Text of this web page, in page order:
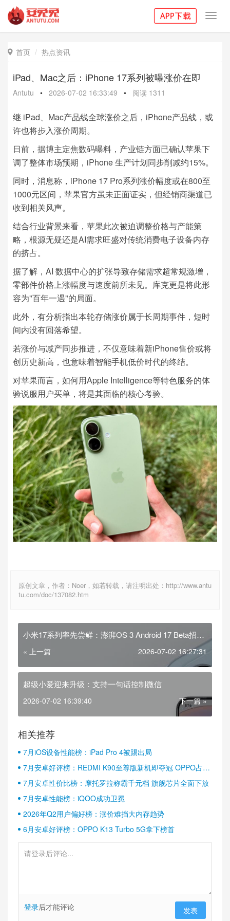
 首页 热点资讯
iPad、Mac之后：iPhone 17系列被曝涨价在即
Antutu • 2026-07-02 16:33:49 • 阅读 1311
继 iPad、Mac产品线全球涨价之后，iPhone产品线，或
许也将步入涨价周期。
日前，据博主定焦数码曝料，产业链方面已确认苹果下
调了整体市场预期，iPhone 生产计划同步削减约15%。
同时，消息称，iPhone 17 Pro系列涨价幅度或在800至
1000元区间，苹果官方虽未正面证实，但经销商渠道已
收到相关风声。
结合行业背景来看，苹果此次被迫调整价格与产能策
略，根源无疑还是AI需求旺盛对传统消费电子设备内存
的挤占。
据了解，AI 数据中心的扩张导致存储需求超常规激增，
零部件价格上涨幅度与速度前所未见。库克更是将此形
容为"百年一遇"的局面。
此外，有分析指出本轮存储涨价属于长周期事件，短时
间内没有回落希望。
若涨价与减产同步推进，不仅意味着新iPhone售价或将
创历史新高，也意味着智能手机低价时代的终结。
对苹果而言，如何用Apple Intelligence等特色服务的体
验说服用户买单，将是其面临的核心考验。
原创文章，作者：Noer，如若转载，请注明出处：http://www.antu
tu.com/doc/137082.htm
小米17系列率先尝鲜：澎湃OS 3 Android 17 Beta招募
« 上一篇 2026-07-02 16:27:31
超级小爱迎来升级：支持一句话控制微信
2026-07-02 16:39:40 下一篇 »
相关推荐
7月iOS设备性能榜：iPad Pro 4被踢出局
7月安卓好评榜：REDMI K90至尊版新机即夺冠 OPPO占据
半壁江山
7月安卓性价比榜：摩托罗拉称霸千元档 旗舰芯片全面下放
7月安卓性能榜：iQOO成功卫冕
2026年Q2用户偏好榜：涨价难挡大内存趋势
6月安卓好评榜：OPPO K13 Turbo 5G拿下榜首
登录后才能评论 发表